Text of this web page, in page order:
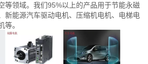
等领域。我们95%以上的产品用于节能永磁
新能源汽车驱动电机、压缩机电机、电梯电
等。